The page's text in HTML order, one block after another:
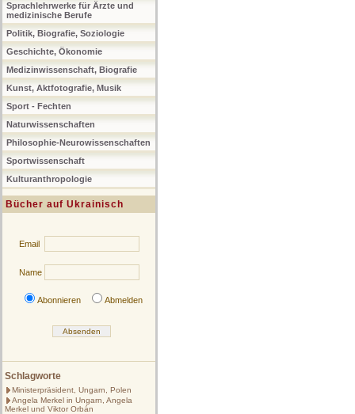
Sprachlehrwerke für Ärzte und
medizinische Berufe
Politik, Biografie, Soziologie
Geschichte, Ökonomie
Medizinwissenschaft, Biografie
Kunst, Aktfotografie, Musik
Sport - Fechten
Naturwissenschaften
Philosophie-Neurowissenschaften
Sportwissenschaft
Kulturanthropologie
Bücher auf Ukrainisch
Email
Name
Abonnieren Abmelden
Schlagworte
Ministerpräsident, Ungarn, Polen
Angela Merkel in Ungarn, Angela
Merkel und Viktor Orbán